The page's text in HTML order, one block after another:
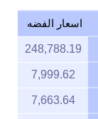
اسعار الفضه
248,788.19
7,999.62
7,663.64